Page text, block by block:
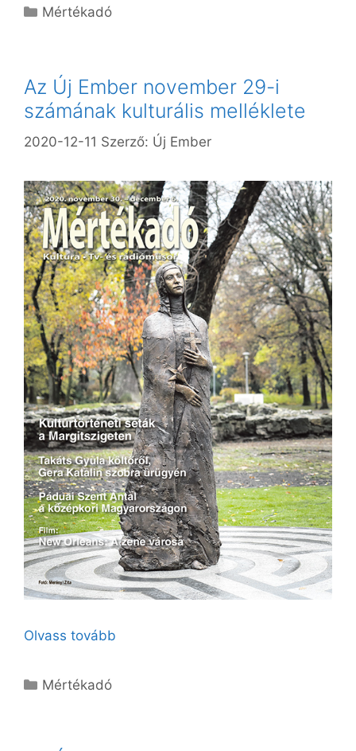
Kategória
Mértékadó
Az Új Ember november 29-i
számának kulturális melléklete
2020-12-11 Szerző: Új Ember
Olvass tovább
Kategória
Mértékadó